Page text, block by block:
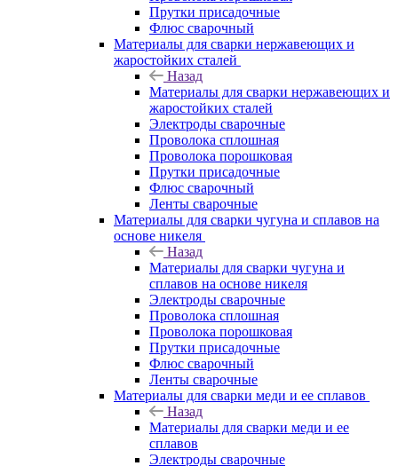
Прутки присадочные
Флюс сварочный
Материалы для сварки нержавеющих и
жаростойких сталей
Назад
Материалы для сварки нержавеющих и
жаростойких сталей
Электроды сварочные
Проволока сплошная
Проволока порошковая
Прутки присадочные
Флюс сварочный
Ленты сварочные
Материалы для сварки чугуна и сплавов на
основе никеля
Назад
Материалы для сварки чугуна и
сплавов на основе никеля
Электроды сварочные
Проволока сплошная
Проволока порошковая
Прутки присадочные
Флюс сварочный
Ленты сварочные
Материалы для сварки меди и ее сплавов
Назад
Материалы для сварки меди и ее
сплавов
Электроды сварочные